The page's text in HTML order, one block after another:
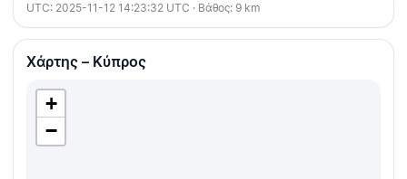
UTC: 2025-11-12 14:23:32 UTC · Βάθος: 9 km
Χάρτης – Κύπρος
+
−